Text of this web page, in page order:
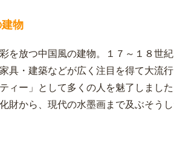
物
を放つ中国風の建物。１７～１８世紀
具・建築などが広く注目を得て大流行
ィー」として多くの人を魅了しました
財から、現代の水墨画まで及ぶそう